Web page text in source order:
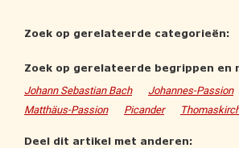
Zoek op gerelateerde categorieën:
Zoek op gerelateerde begrippen en
Johann Sebastian Bach Johannes-Passion
Matthäus-Passion
Picander
Deel dit artikel met anderen: